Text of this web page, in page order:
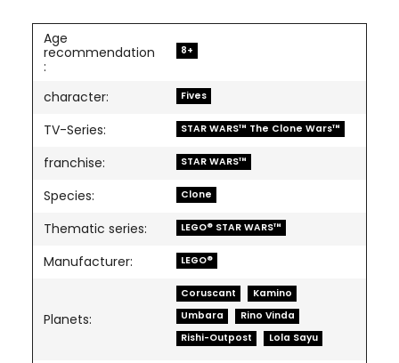
Age
recommendation
:
8+
character: Fives
TV-Series: STAR WARS™ The Clone Wars™
franchise: STAR WARS™
Species: Clone
Thematic series: LEGO® STAR WARS™
Manufacturer: LEGO®
Planets:
Coruscant
Kamino
Umbara
Rino Vinda
Rishi-Outpost
Lola Sayu